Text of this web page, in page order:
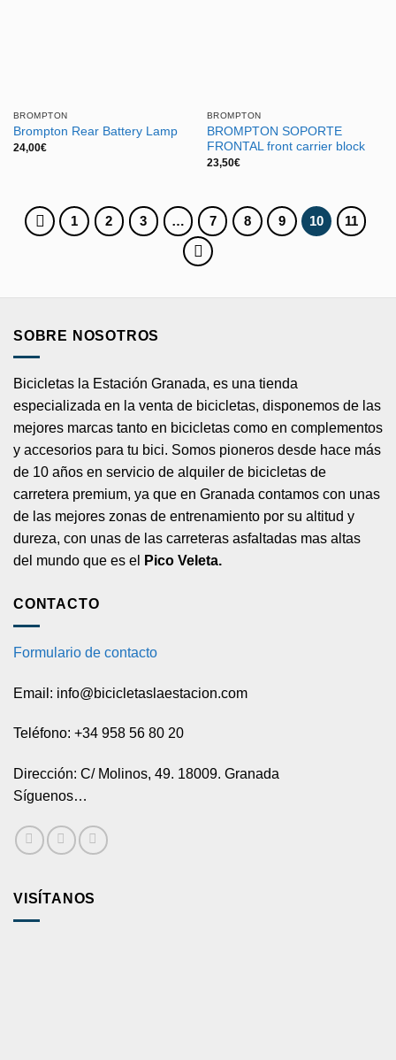
BROMPTON
Brompton Rear Battery Lamp
24,00€
BROMPTON
BROMPTON SOPORTE
FRONTAL front carrier block
23,50€
1 2 3 … 7 8 9 10 11
SOBRE NOSOTROS
Bicicletas la Estación Granada, es una tienda
especializada en la venta de bicicletas, disponemos de las
mejores marcas tanto en bicicletas como en complementos
y accesorios para tu bici. Somos pioneros desde hace más
de 10 años en servicio de alquiler de bicicletas de
carretera premium, ya que en Granada contamos con unas
de las mejores zonas de entrenamiento por su altitud y
dureza, con unas de las carreteras asfaltadas mas altas
del mundo que es el
Pico Veleta.
CONTACTO
Formulario de contacto
Email: info@bicicletaslaestacion.com
Teléfono: +34 958 56 80 20
Dirección: C/ Molinos, 49. 18009. Granada
Síguenos…
VISÍTANOS